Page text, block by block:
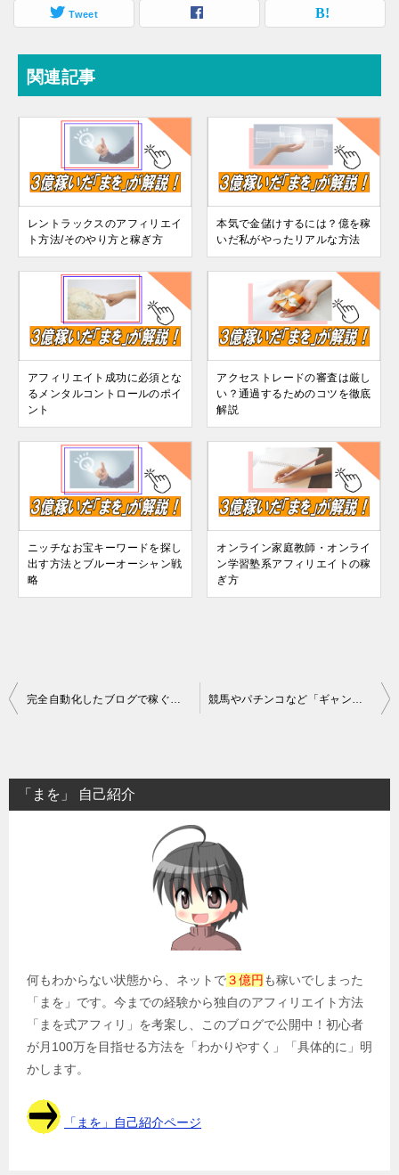
Tweet
関連記事
レントラックスのアフィリエイ
ト方法/そのやり方と稼ぎ方
本気で金儲けするには？億を稼
いだ私がやったリアルな方法
アフィリエイト成功に必須とな
るメンタルコントロールのポイ
ント
アクセストレードの審査は厳し
い？通過するためのコツを徹底
解説
ニッチなお宝キーワードを探し
出す方法とブルーオーシャン戦
略
オンライン家庭教師・オンライ
ン学習塾系アフィリエイトの稼
ぎ方
投
ビ
ゲ
「まを」 自己紹介
何もわからない状態から、ネットで３億円も稼いでしまった
「まを」です。今までの経験から独自のアフィリエイト方法
「まを式アフィリ」を考案し、このブログで公開中！初心者
が月100万を目指せる方法を「わかりやすく」「具体的に」明
かします。
「まを」自己紹介ページ